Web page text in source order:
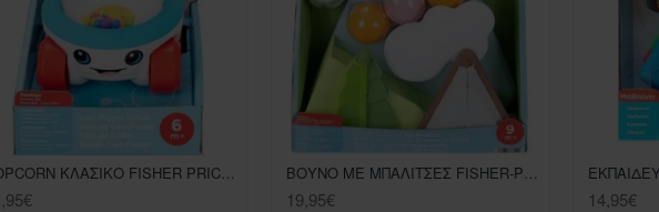
POPCORN ΚΛΑΣΙΚΟ FISHER PRICE ΠΑΙΧΝΙΔΙ ΜΕ ΜΠΑΛΙΤΣΕΣ
19,95€ 14,95€